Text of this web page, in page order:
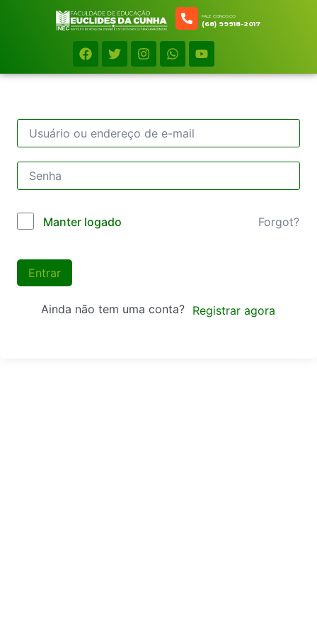
FALE CONOSCO
(68) 99918-2017
Manter logado Forgot?
Entrar
Ainda não tem uma conta? Registrar agora